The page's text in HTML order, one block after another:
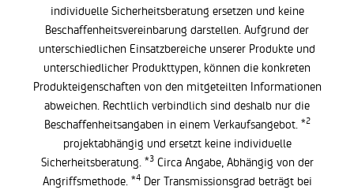
individuelle Sicherheitsberatung ersetzen und keine
Beschaffenheitsvereinbarung darstellen. Aufgrund der
unterschiedlichen Einsatzbereiche unserer Produkte und
unterschiedlicher Produkttypen, können die konkreten
Produkteigenschaften von den mitgeteilten Informationen
abweichen. Rechtlich verbindlich sind deshalb nur die
Beschaffenheitsangaben in einem Verkaufsangebot. *2
projektabhängig und ersetzt keine individuelle
Sicherheitsberatung. *3Circa Angabe, Abhängig von der
Angriffsmethode. *4Der Transmissionsgrad beträgt bei